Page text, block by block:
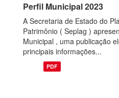
Perfil Municipal 2023
A Secretaria de Estado do
Patrimônio ( Seplag )
Municipal , uma publicação
principais informações...
PDF